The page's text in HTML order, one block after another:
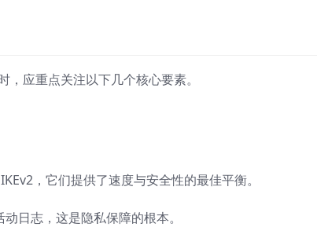
应重点关注以下几个核心要素。
，它们提供了速度与安全性的最佳平衡。
日志，这是隐私保障的根本。